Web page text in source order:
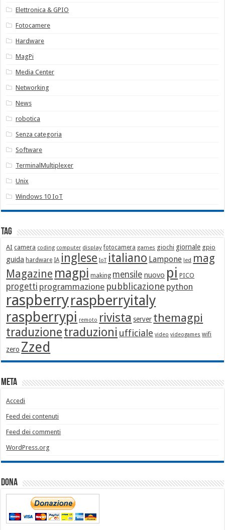
Elettronica & GPIO
Fotocamere
Hardware
MagPi
Media Center
Networking
News
robotica
Senza categoria
Software
TerminalMultiplexer
Unix
Windows 10 IoT
Tag
AI camera coding computer display fotocamera games giochi giornale gpio
guida hardware IA inglese IoT italiano Lampone led mag
Magazine magpi making mensile nuovo pi PICO
progetti programmazione pubblicazione python
raspberryraspberryitaly
raspberrypi remoto rivista server themagpi
traduzionetraduzioni ufficiale video videogames wifi
zero Zzed
Meta
Accedi
Feed dei contenuti
Feed dei commenti
WordPress.org
Dona